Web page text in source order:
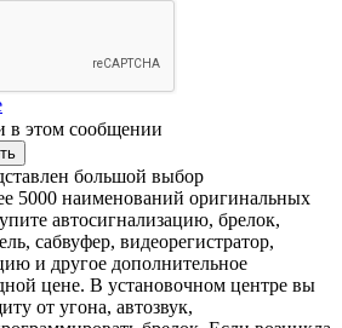
в этом сообщении
большой выбор
5000 наименований оригинальных
автосигнализацию, брелок,
сабвуфер, видеорегистратор,
и другое дополнительное
цене. В установочном центре вы
от угона, автозвук,